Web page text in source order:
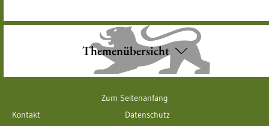
Themenübersicht
Zum Seitenanfang
Kontakt
Datenschutz